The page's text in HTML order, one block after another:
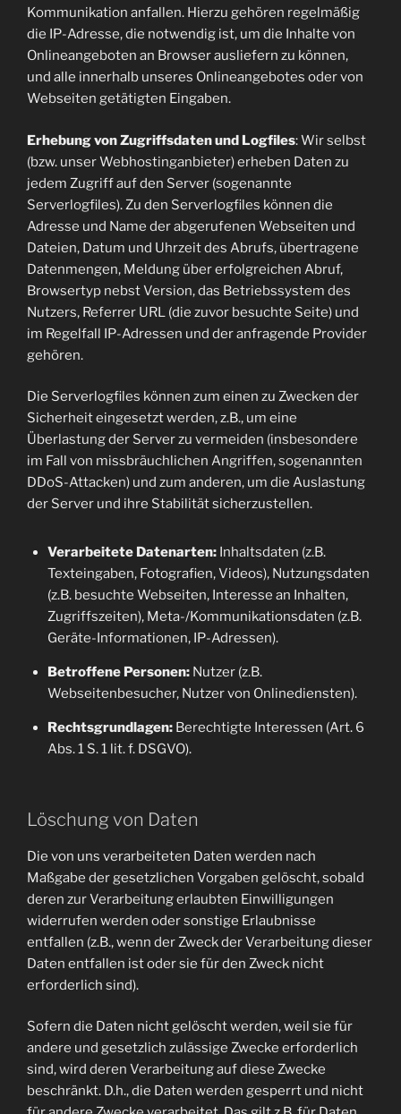
Kommunikation anfallen. Hierzu gehören regelmäßig
die IP-Adresse, die notwendig ist, um die Inhalte von
Onlineangeboten an Browser ausliefern zu können,
und alle innerhalb unseres Onlineangebotes oder von
Webseiten getätigten Eingaben.
Erhebung von Zugriffsdaten und Logfiles: Wir selbst
(bzw. unser Webhostinganbieter) erheben Daten zu
jedem Zugriff auf den Server (sogenannte
Serverlogfiles). Zu den Serverlogfiles können die
Adresse und Name der abgerufenen Webseiten und
Dateien, Datum und Uhrzeit des Abrufs, übertragene
Datenmengen, Meldung über erfolgreichen Abruf,
Browsertyp nebst Version, das Betriebssystem des
Nutzers, Referrer URL (die zuvor besuchte Seite) und
im Regelfall IP-Adressen und der anfragende Provider
gehören.
Die Serverlogfiles können zum einen zu Zwecken der
Sicherheit eingesetzt werden, z.B., um eine
Überlastung der Server zu vermeiden (insbesondere
im Fall von missbräuchlichen Angriffen, sogenannten
DDoS-Attacken) und zum anderen, um die Auslastung
der Server und ihre Stabilität sicherzustellen.
Verarbeitete Datenarten:Inhaltsdaten (z.B.
Texteingaben, Fotografien, Videos), Nutzungsdaten
(z.B. besuchte Webseiten, Interesse an Inhalten,
Zugriffszeiten), Meta-/Kommunikationsdaten (z.B.
Geräte-Informationen, IP-Adressen).
Betroffene Personen:Nutzer (z.B.
Webseitenbesucher, Nutzer von Onlinediensten).
Rechtsgrundlagen:Berechtigte Interessen (Art. 6
Abs. 1 S. 1 lit. f. DSGVO).
Löschung von Daten
Die von uns verarbeiteten Daten werden nach
Maßgabe der gesetzlichen Vorgaben gelöscht, sobald
deren zur Verarbeitung erlaubten Einwilligungen
widerrufen werden oder sonstige Erlaubnisse
entfallen (z.B., wenn der Zweck der Verarbeitung dieser
Daten entfallen ist oder sie für den Zweck nicht
erforderlich sind).
Sofern die Daten nicht gelöscht werden, weil sie für
andere und gesetzlich zulässige Zwecke erforderlich
sind, wird deren Verarbeitung auf diese Zwecke
beschränkt. D.h., die Daten werden gesperrt und nicht